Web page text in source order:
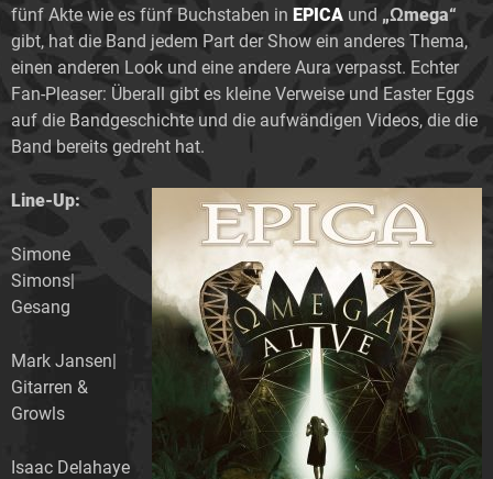
fünf Akte wie es fünf Buchstaben in EPICA und „Ωmega“
gibt, hat die Band jedem Part der Show ein anderes Thema,
einen anderen Look und eine andere Aura verpasst. Echter
Fan-Pleaser: Überall gibt es kleine Verweise und Easter Eggs
auf die Bandgeschichte und die aufwändigen Videos, die die
Band bereits gedreht hat.
Line-Up:
Simone
Simons|
Gesang
Mark Jansen|
Gitarren &
Growls
Isaac Delahaye